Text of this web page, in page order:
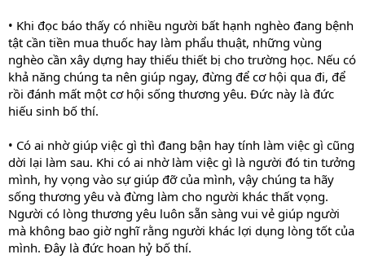
• Khi đọc báo thấy có nhiều người bất hạnh nghèo đang bệnh
tật cần tiền mua thuốc hay làm phẩu thuật, những vùng
nghèo cần xây dựng hay thiếu thiết bị cho trường học. Nếu có
khả năng chúng ta nên giúp ngay, đừng để cơ hội qua đi, để
rồi đánh mất một cơ hội sống thương yêu. Đức này là đức
hiếu sinh bố thí.
• Có ai nhờ giúp việc gì thì đang bận hay tính làm việc gì cũng
dời lại làm sau. Khi có ai nhờ làm việc gì là người đó tin tưởng
mình, hy vọng vào sự giúp đỡ của mình, vậy chúng ta hãy
sống thương yêu và đừng làm cho người khác thất vọng.
Người có lòng thương yêu luôn sẵn sàng vui vẻ giúp người
mà không bao giờ nghĩ rằng người khác lợi dụng lòng tốt của
mình. Đây là đức hoan hỷ bố thí.